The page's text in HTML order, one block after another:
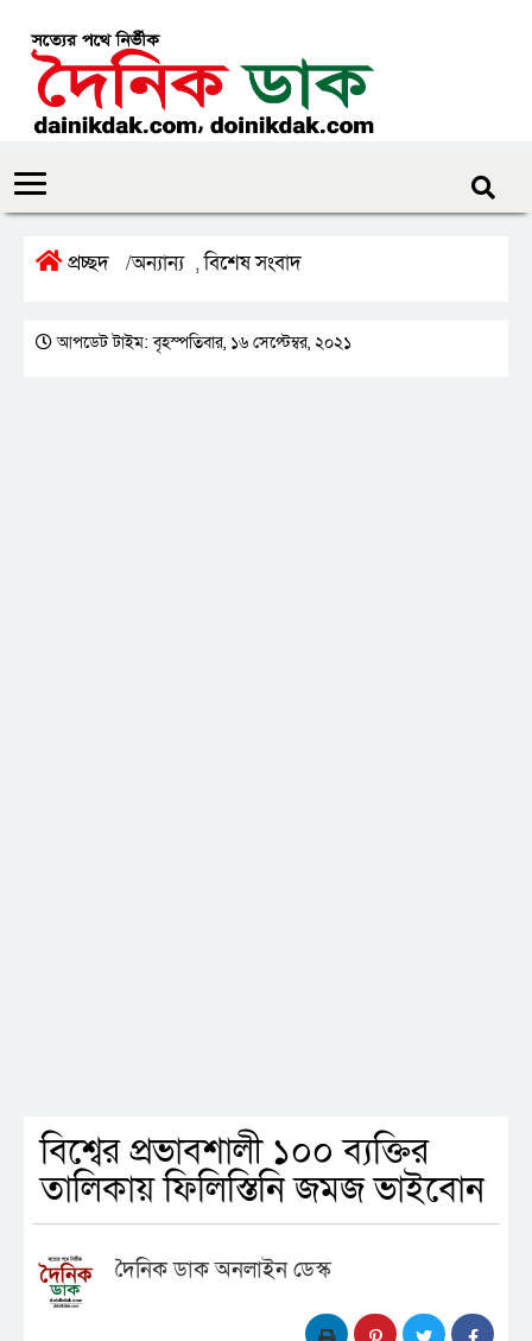
প্রচ্ছদ /অন্যান্য ,বিশেষ সংবাদ
আপডেট টাইম: বৃহস্পতিবার, ১৬ সেপ্টেম্বর, ২০২১
বিশ্বের প্রভাবশালী ১০০ ব্যক্তির
তালিকায় ফিলিস্তিনি জমজ ভাইবোন
দৈনিক ডাক অনলাইন ডেস্ক